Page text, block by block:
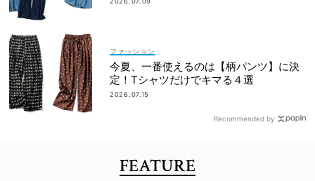
ファッション
今夏、一番使えるのは【柄パンツ】に決
定！Tシャツだけでキマる４選
2026.07.15
Recommended by
FEATURE